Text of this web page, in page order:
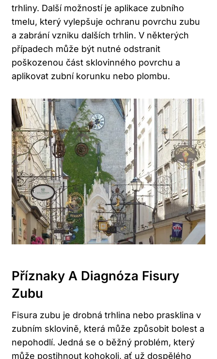
trhliny. Další možností je aplikace zubního
tmelu, který vylepšuje ochranu povrchu zubu
a zabrání vzniku dalších trhlin. V některých
případech může být nutné odstranit
poškozenou část sklovinného povrchu a
aplikovat zubní korunku nebo plombu.
Příznaky A Diagnóza Fisury
Zubu
Fisura zubu je drobná trhlina nebo prasklina v
zubním sklovině, která může způsobit bolest a
nepohodlí. Jedná se o běžný problém, který
může postihnout kohokoli, ať už dospělého